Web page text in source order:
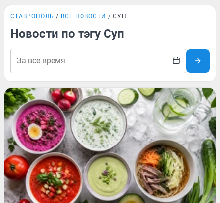
СТАВРОПОЛЬ ВСЕ НОВОСТИ СУП
Новости по тэгу Суп